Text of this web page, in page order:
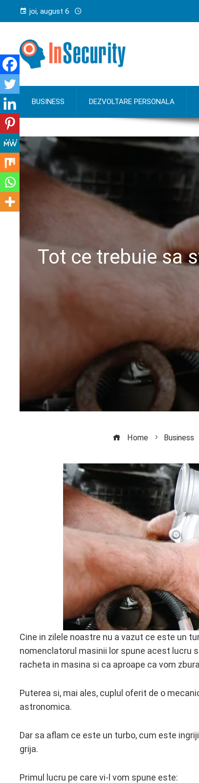
joi, august 6
BUSINESS DEZVOLTARE PERSONALA
Tot ce trebuie sa
Home Business
Cine in zilele noastre nu a vazut ce este un
nomenclatorul masinii lor spune acest lucru
racheta in masina si ca aproape ca vom
Puterea si, mai ales, cuplul oferit de o
astronomica.
Dar sa aflam ce este un turbo, cum este
grija.
Primul lucru pe care vi-l vom spune este: